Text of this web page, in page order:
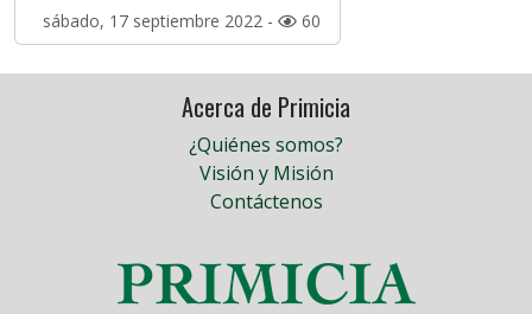
sábado, 17 septiembre 2022 - 60
Acerca de Primicia
¿Quiénes somos?
Visión y Misión
Contáctenos